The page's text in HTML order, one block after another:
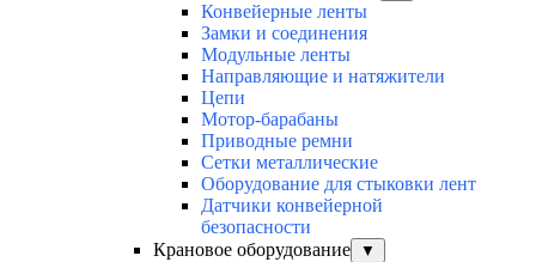
Конвейерные ленты
Замки и соединения
Модульные ленты
Направляющие и натяжители
Цепи
Мотор-барабаны
Приводные ремни
Сетки металлические
Оборудование для стыковки лент
Датчики конвейерной
безопасности
Крановое оборудование
▼